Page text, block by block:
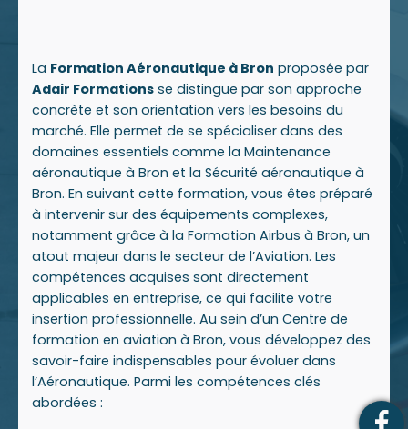
La Formation Aéronautique à Bron proposée par
Adair Formations se distingue par son approche
concrète et son orientation vers les besoins du
marché. Elle permet de se spécialiser dans des
domaines essentiels comme la Maintenance
aéronautique à Bron et la Sécurité aéronautique à
Bron. En suivant cette formation, vous êtes préparé
à intervenir sur des équipements complexes,
notamment grâce à la Formation Airbus à Bron, un
atout majeur dans le secteur de l’Aviation. Les
compétences acquises sont directement
applicables en entreprise, ce qui facilite votre
insertion professionnelle. Au sein d’un Centre de
formation en aviation à Bron, vous développez des
savoir-faire indispensables pour évoluer dans
l’Aéronautique. Parmi les compétences clés
abordées :